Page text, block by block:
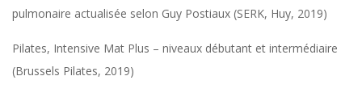
pulmonaire actualisée selon Guy Postiaux (SERK, Huy, 2019)
Pilates, Intensive Mat Plus – niveaux débutant et intermédiaire
(Brussels Pilates, 2019)